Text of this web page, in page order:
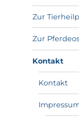
Zur
Zur
Kontakt
Kontakt